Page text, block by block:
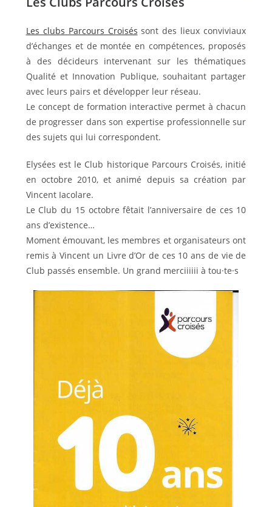
Les clubs Parcours Croisés sont des lieux conviviaux
d’échanges et de montée en compétences, proposés
à des décideurs intervenant sur les thématiques
Qualité et Innovation Publique, souhaitant partager
avec leurs pairs et développer leur réseau.
Le concept de formation interactive permet à chacun
de progresser dans son expertise professionnelle sur
des sujets qui lui correspondent.
Elysées est le Club historique Parcours Croisés, initié
en octobre 2010, et animé depuis sa création par
Vincent Iacolare.
Le Club du 15 octobre fêtait l’anniversaire de ces 10
ans d’existence…
Moment émouvant, les membres et organisateurs ont
remis à Vincent un Livre d’Or de ces 10 ans de vie de
Club passés ensemble. Un grand merciiiiii à tou·te·s